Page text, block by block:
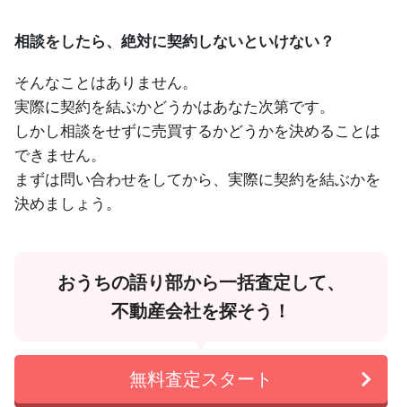
相談をしたら、絶対に契約しないといけない？
そんなことはありません。
実際に契約を結ぶかどうかはあなた次第です。
しかし相談をせずに売買するかどうかを決めることは
できません。
まずは問い合わせをしてから、実際に契約を結ぶかを
決めましょう。
おうちの語り部から一括査定して、
不動産会社を探そう！
無料査定スタート